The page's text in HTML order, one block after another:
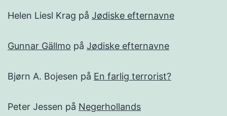
Helen Liesl Krag på Jødiske efternavne
Gunnar Gällmo på Jødiske efternavne
Bjørn A. Bojesen på En farlig terrorist?
Peter Jessen på Negerhollands